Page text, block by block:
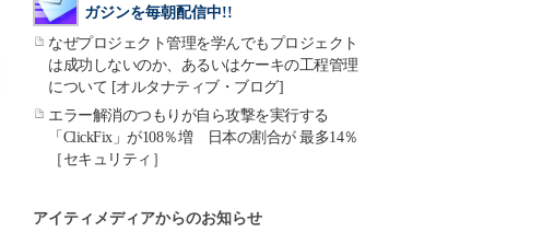
ガジンを毎朝配信中!!
なぜプロジェクト管理を学んでもプロジェクト
は成功しないのか、あるいはケーキの工程管理
について [オルタナティブ・ブログ]
エラー解消のつもりが自ら攻撃を実行する
「ClickFix」が108％増 日本の割合が 最多14％
［セキュリティ］
アイティメディアからのお知らせ